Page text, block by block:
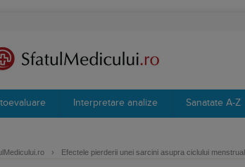
Interpretare analize Sanatate A-Z
› Efectele pierderii unei sarcini asupra ciclului menstrual